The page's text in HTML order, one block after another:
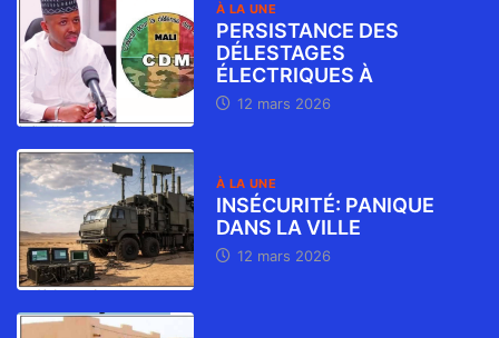
À LA UNE
PERSISTANCE DES
DÉLESTAGES
ÉLECTRIQUES À
12 mars 2026
À LA UNE
INSÉCURITÉ: PANIQUE
DANS LA VILLE
12 mars 2026